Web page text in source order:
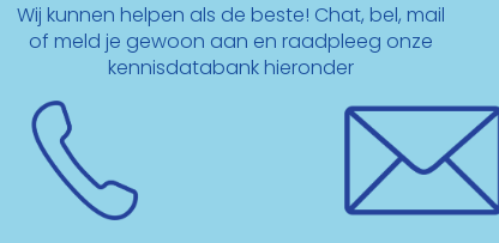
Wij kunnen helpen als de beste! Chat, bel, mail
of meld je gewoon aan en raadpleeg onze
kennisdatabank hieronder